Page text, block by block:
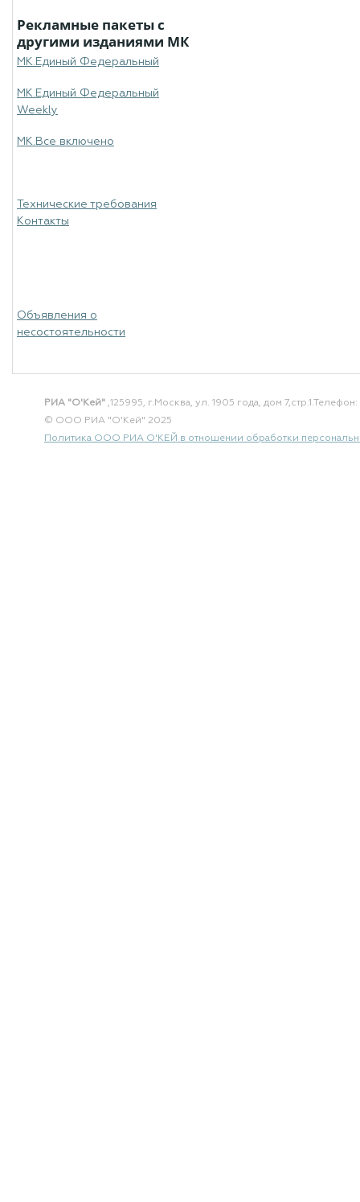
Рекламные пакеты с
другими изданиями МК
МК.Единый Федеральный
МК.Единый Федеральный
Weekly
МК.Все включено
Технические требования
Контакты
Объявления о
несостоятельности
РИА "О'Кей" ,125995, г.Москва, ул. 1905 года, дом 7,стр.1.Телефон:
© ООО РИА "О'Кей" 2025
Политика ООО РИА О'КЕЙ в отношении обработки